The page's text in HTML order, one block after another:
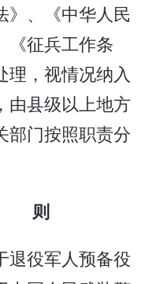
》、《中华人民
《征兵工作条
理，视情况纳入
由县级以上地方
部门按照职责分
则
役军人预备役